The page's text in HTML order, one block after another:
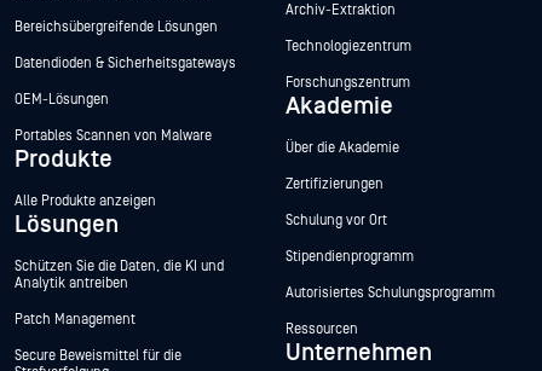
Bereichsübergreifende Lösungen
Datendioden & Sicherheitsgateways
OEM-Lösungen
Portables Scannen von Malware
Produkte
Alle Produkte anzeigen
Lösungen
Schützen Sie die Daten, die KI und
Analytik antreiben
Patch Management
Secure Beweismittel für die
Archiv-Extraktion
Technologiezentrum
Forschungszentrum
Akademie
Über die Akademie
Zertifizierungen
Schulung vor Ort
Stipendienprogramm
Autorisiertes Schulungsprogramm
Ressourcen
Unternehmen